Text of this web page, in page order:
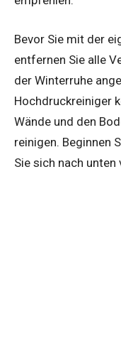
Bevor Sie mit der
entfernen Sie alle
der Winterruhe
Hochdruckreiniger
Wände und den
reinigen. Beginnen
Sie sich nach unten